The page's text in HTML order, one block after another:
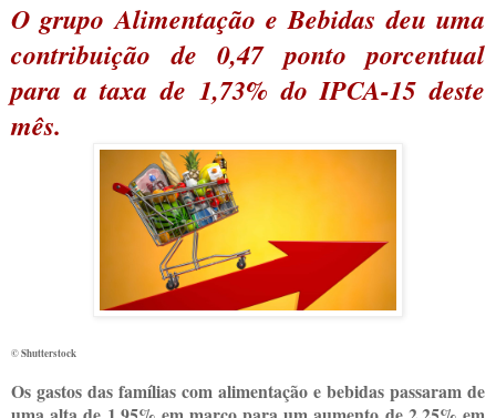
O grupo Alimentação e Bebidas deu uma
contribuição de 0,47 ponto porcentual
para a taxa de 1,73% do IPCA-15 deste
mês.
© Shutterstock
Os gastos das famílias com alimentação e bebidas passaram de